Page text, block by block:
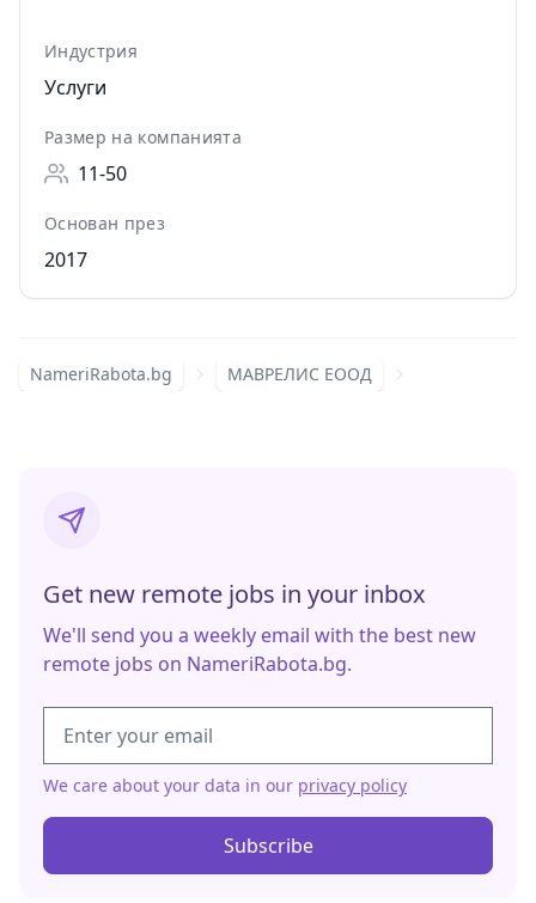
Индустрия
Услуги
Размер на компанията
11-50
Основан през
2017
NameriRabota.bg МАВРЕЛИС ЕООД
Get new remote jobs in your inbox
We'll send you a weekly email with the best new
remote jobs on NameriRabota.bg.
We care about your data in our privacy policy
Subscribe